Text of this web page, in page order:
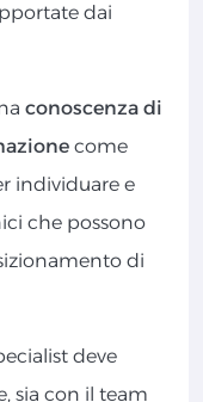
dai
conoscenza di
come
individuare e
che possono
di
deve
sia con il team